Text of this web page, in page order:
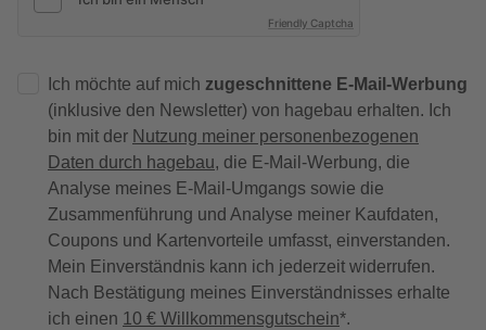
Friendly Captcha
Ich möchte auf mich zugeschnittene E-Mail-Werbung
(inklusive den Newsletter) von hagebau erhalten. Ich
bin mit der Nutzung meiner personenbezogenen
Daten durch hagebau, die E-Mail-Werbung, die
Analyse meines E-Mail-Umgangs sowie die
Zusammenführung und Analyse meiner Kaufdaten,
Coupons und Kartenvorteile umfasst, einverstanden.
Mein Einverständnis kann ich jederzeit widerrufen.
Nach Bestätigung meines Einverständnisses erhalte
ich einen 10 € Willkommensgutschein*.